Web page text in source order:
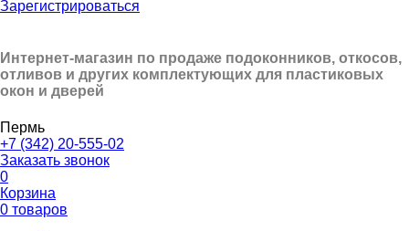
Зарегистрироваться
Интернет-магазин по продаже подоконников, откосов,
отливов и других комплектующих для пластиковых
окон и дверей
Пермь
+7 (342) 20-555-02
Заказать звонок
0
Корзина
0 товаров